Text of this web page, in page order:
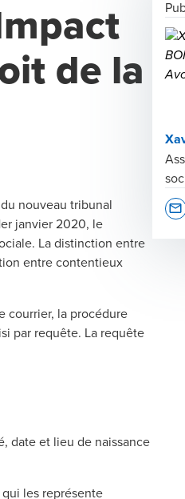
de la
nouveau tribunal
janvier 2020, le
La distinction entre
entre contentieux
courrier, la procédure
par requête. La requête
date et lieu de naissance
les représente